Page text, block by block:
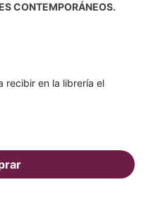
CONTEMPORÁNEOS.
recibir en la librería el